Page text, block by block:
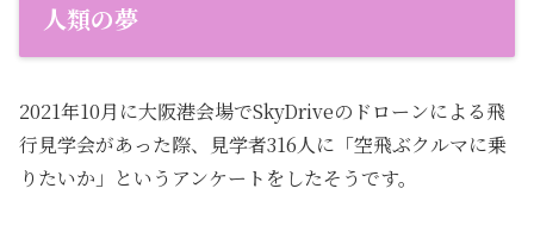
人類の夢
2021年10月に大阪港会場でSkyDriveのドローンによる飛
行見学会があった際、見学者316人に「空飛ぶクルマに乗
りたいか」というアンケートをしたそうです。